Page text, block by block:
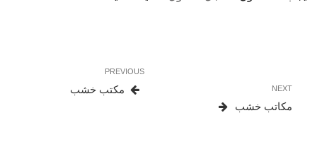
المقالات
Previous
Post
PREVIOUS
مكتب خشب
Next
Post
NEXT
مكاتب خشب